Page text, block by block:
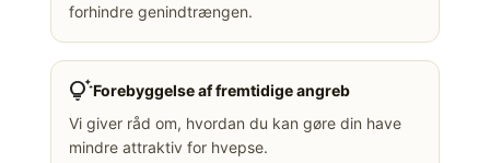
forhindre genindtrængen.
tips_and_updatesForebyggelse af fremtidige angreb
Vi giver råd om, hvordan du kan gøre din have
mindre attraktiv for hvepse.